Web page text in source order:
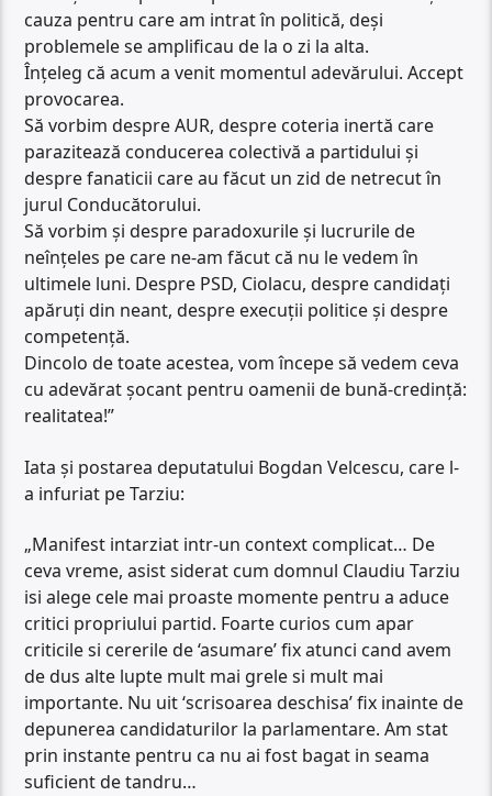
cauza pentru care am intrat în politică, deși
problemele se amplificau de la o zi la alta.
Înțeleg că acum a venit momentul adevărului. Accept
provocarea.
Să vorbim despre AUR, despre coteria inertă care
parazitează conducerea colectivă a partidului și
despre fanaticii care au făcut un zid de netrecut în
jurul Conducătorului.
Să vorbim și despre paradoxurile și lucrurile de
neînțeles pe care ne-am făcut că nu le vedem în
ultimele luni. Despre PSD, Ciolacu, despre candidați
apăruți din neant, despre execuții politice și despre
competență.
Dincolo de toate acestea, vom începe să vedem ceva
cu adevărat șocant pentru oamenii de bună-credință:
realitatea!”
Iata și postarea deputatului Bogdan Velcescu, care l-
a infuriat pe Tarziu:
„Manifest intarziat intr-un context complicat… De
ceva vreme, asist siderat cum domnul Claudiu Tarziu
isi alege cele mai proaste momente pentru a aduce
critici propriului partid. Foarte curios cum apar
criticile si cererile de ‘asumare’ fix atunci cand avem
de dus alte lupte mult mai grele si mult mai
importante. Nu uit ‘scrisoarea deschisa’ fix inainte de
depunerea candidaturilor la parlamentare. Am stat
prin instante pentru ca nu ai fost bagat in seama
suficient de tandru…